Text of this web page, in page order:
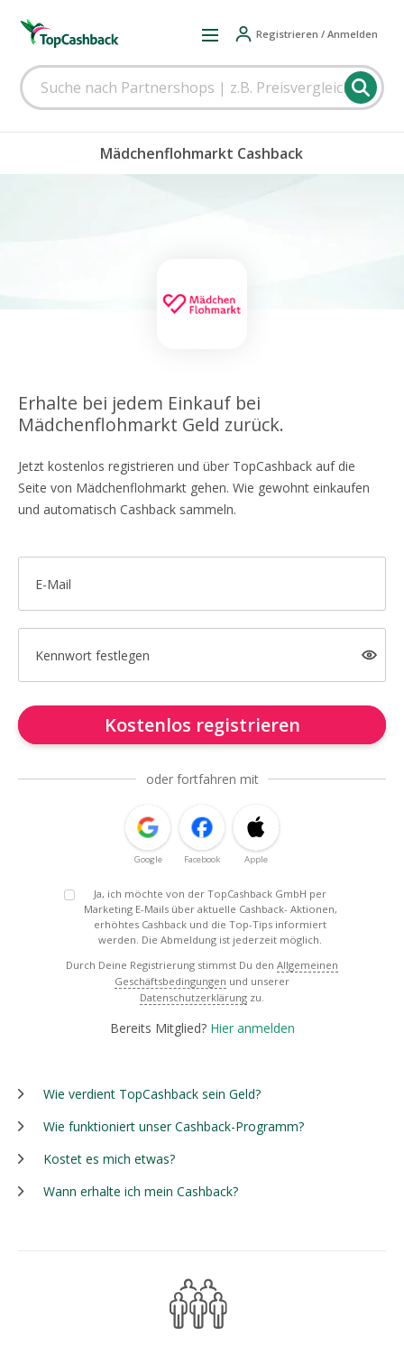
Registrieren / Anmelden
Mädchenflohmarkt Cashback
Erhalte bei jedem Einkauf bei
Mädchenflohmarkt Geld zurück.
Jetzt kostenlos registrieren und über TopCashback auf die
Seite von Mädchenflohmarkt gehen. Wie gewohnt einkaufen
und automatisch Cashback sammeln.
E-Mail
Kennwort festlegen
Kostenlos registrieren
oder fortfahren mit
Google Facebook Apple
Ja, ich möchte von der TopCashback GmbH per
Marketing E-Mails über aktuelle Cashback- Aktionen,
erhöhtes Cashback und die Top-Tips informiert
werden. Die Abmeldung ist jederzeit möglich.
Durch Deine Registrierung stimmst Du den Allgemeinen
Geschäftsbedingungen und unserer
Datenschutzerklärung zu.
Bereits Mitglied? Hier anmelden
Wie verdient TopCashback sein Geld?
Wie funktioniert unser Cashback-Programm?
Kostet es mich etwas?
Wann erhalte ich mein Cashback?